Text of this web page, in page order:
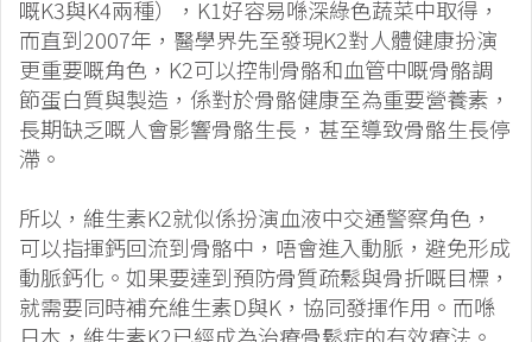
嘅K3與K4兩種），K1好容易喺深綠色蔬菜中取得，
而直到2007年，醫學界先至發現K2對人體健康扮演
更重要嘅角色，K2可以控制骨骼和血管中嘅骨骼調
節蛋白質與製造，係對於骨骼健康至為重要營養素，
長期缺乏嘅人會影響骨骼生長，甚至導致骨骼生長停
滯。
所以，維生素K2就似係扮演血液中交通警察角色，
可以指揮鈣回流到骨骼中，唔會進入動脈，避免形成
動脈鈣化。如果要達到預防骨質疏鬆與骨折嘅目標，
就需要同時補充維生素D與K，協同發揮作用。而喺
日本，維生素K2已經成為治療骨鬆症的有效療法。